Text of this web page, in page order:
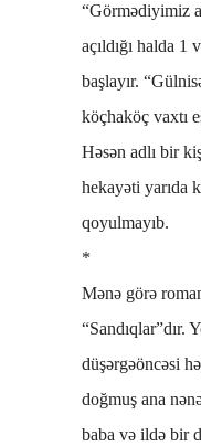
“Görmədiyimiz
açıldığı halda 1
başlayır.
köçhaköç vaxtı
Həsən adlı bir
hekayəti yarıda
qoyulmayıb.
*
Mənə görə
“Sandıqlar”dır.
düşərgəöncəsi
doğmuş ana
baba və ildə bir